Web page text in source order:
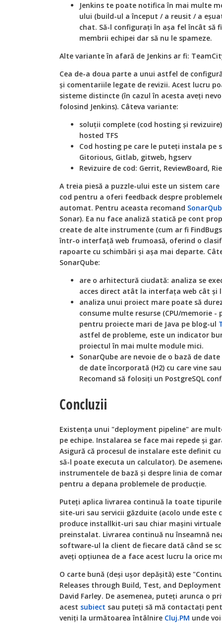
Jenkins te poate notifica în mai multe
ului (build-ul a început / a reusit / a
chat. Să-l configurați în așa fel încât să
membrii echipei dar să nu le spameze.
Alte variante în afară de Jenkins ar fi:
Cea de-a doua parte a unui astfel de
și comentariile legate de revizii. Acest lucru
sisteme distincte (în cazul în acesta aveți
folosind Jenkins). Câteva variante:
soluții complete (cod hosting și
hosted TFS
Cod hosting pe care le puteți instala pe
Gitorious, Gitlab, gitweb, hgserv
Revizuire de cod: Gerrit, ReviewBoard,
A treia piesă a puzzle-ului este un sistem
cod pentru a oferi feedback despre
automat. Pentru aceasta recomand
Sonar). Ea nu face analiză statică pe cont
create de alte instrumente (cum ar fi
într-o interfață web frumoasă, oferind o
rapoarte cu schimbări și așa mai departe.
SonarQube:
are o arhitectură ciudată: analiza se
acces direct atât la interfața web cât și
analiza unui proiect mare poate să
consume multe resurse (CPU/memorie
pentru proiecte mari de Java pe blog-ul
astfel de probleme, este un indicator
proiectul în mai multe module mici.
SonarQube are nevoie de o bază de
de date încorporată (H2) cu care vine
Recomand să folosiți un PostgreSQL
Concluzii
Existența unui "deployment pipeline" are
pe echipe. Instalarea se face mai repede și
Asigură că procesul de instalare este definit
să-l poate executa un calculator). De
instrumentele de bază și despre linia de
pentru a depana problemele de producție.
Puteți aplica livrarea continuă la toate
site-uri sau servicii găzduite (acolo unde este
produce installkit-uri sau chiar mașini
preinstalat. Livrarea continuă nu înseamnă
software-ul la client de fiecare dată când se
aveți opțiunea de a face acest lucru la orice
O carte bună (deși ușor depășită) este
Releases through Build, Test, and
David Farley. De asemenea, puteți arunca o
acest subiect sau puteți să mă contactați
veniți la următoarea întâlnire Cluj.PM unde